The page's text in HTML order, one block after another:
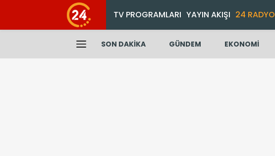
TV PROGRAMLARI YAYIN AKIŞI 24 RADYO
SON DAKİKA GÜNDEM EKONOMİ